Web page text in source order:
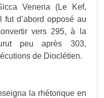
Veneria (Le Kef,
fut d’abord opposé au
vers 295, à la
peu après 303,
de Dioclétien.
la rhétorique en